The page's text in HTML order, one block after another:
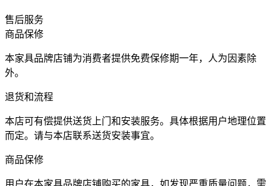
售后服务
商品保修
本家具品牌店铺为消费者提供免费保修期一年，人为因素除
外。
退货和流程
本店可有偿提供送货上门和安装服务。具体根据用户地理位置
而定。请与本店联系送货安装事宜。
商品保修
用户在本家具品牌店铺购买的家具，如发现严重质量问题，需